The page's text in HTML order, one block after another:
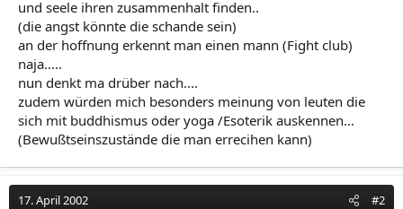
und seele ihren zusammenhalt finden..
(die angst könnte die schande sein)
an der hoffnung erkennt man einen mann (Fight club)
naja.....
nun denkt ma drüber nach....
zudem würden mich besonders meinung von leuten die
sich mit buddhismus oder yoga /Esoterik auskennen...
(Bewußtseinszustände die man errecihen kann)
17. April 2002 #2